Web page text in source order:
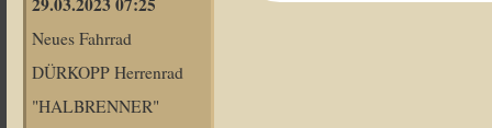
Neues Fahrrad
DÜRKOPP Herrenrad
"HALBRENNER"